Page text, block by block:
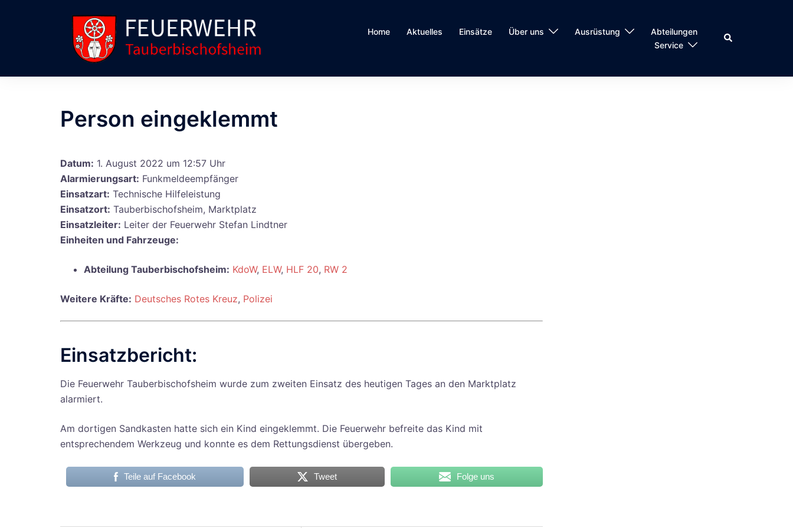
Home Aktuelles Einsätze Über uns Ausrüstung
Abteilungen
Service
Suche
Person eingeklemmt
Datum: 1. August 2022 um 12:57 Uhr
Alarmierungsart: Funkmeldeempfänger
Einsatzart: Technische Hilfeleistung
Einsatzort: Tauberbischofsheim, Marktplatz
Einsatzleiter: Leiter der Feuerwehr Stefan Lindtner
Einheiten und Fahrzeuge:
Abteilung Tauberbischofsheim: KdoW, ELW, HLF 20, RW 2
Weitere Kräfte: Deutsches Rotes Kreuz, Polizei
Einsatzbericht:
Die Feuerwehr Tauberbischofsheim wurde zum zweiten Einsatz des heutigen Tages an den Marktplatz
alarmiert.
Am dortigen Sandkasten hatte sich ein Kind eingeklemmt. Die Feuerwehr befreite das Kind mit
entsprechendem Werkzeug und konnte es dem Rettungsdienst übergeben.
Teile auf Facebook Tweet Folge uns